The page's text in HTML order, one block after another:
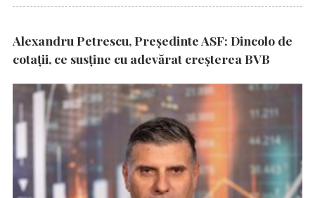
Alexandru Petrescu, Președinte ASF: Dincolo de
cotații, ce susține cu adevărat creșterea BVB